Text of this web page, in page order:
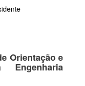
Orientação e